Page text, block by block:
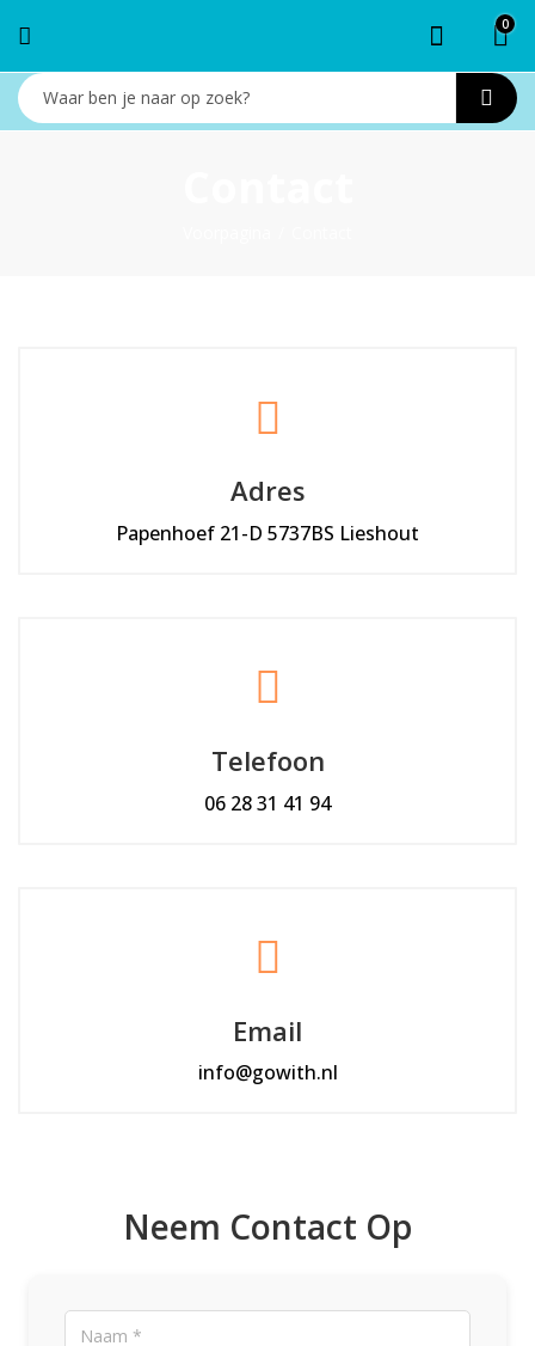
0
Adres
Papenhoef 21-D 5737BS Lieshout
Telefoon
06 28 31 41 94
Email
info@gowith.nl
Neem Contact Op